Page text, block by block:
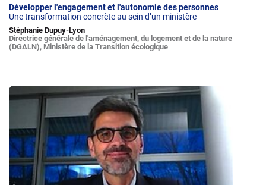
Développer l'engagement et l'autonomie des personnes
Une transformation concrète au sein d’un ministère
Stéphanie Dupuy-Lyon
Directrice générale de l'aménagement, du logement et de la nature
(DGALN), Ministère de la Transition écologique